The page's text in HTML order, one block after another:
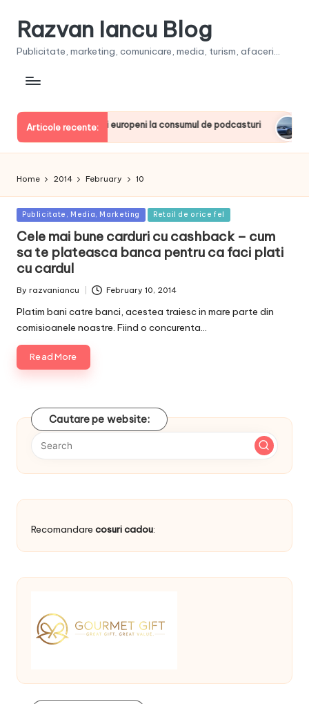
Razvan Iancu Blog
Publicitate, marketing, comunicare, media, turism, afaceri...
Articole recente:
printre liderii europeni la consumul de podcasturi
June
Home 2014 February 10
Posted
Publicitate, Media, Marketing Retail de orice fel
Cele mai bune carduri cu cashback – cum
sa te plateasca banca pentru ca faci plati
cu cardul
Posted
By razvaniancu February 10, 2014
Platim bani catre banci, acestea traiesc in mare parte din
comisioanele noastre. Fiind o concurenta…
Read More
Cautare pe website:
Recomandare cosuri cadou: